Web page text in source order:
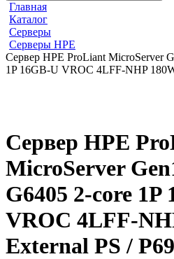
Главная
Каталог
Серверы
Серверы HPE
Сервер HPE ProLiant MicroServer
1P 16GB-U VROC 4LFF-NHP
Сервер HPE
MicroServer
G6405 2-core 1P
VROC 4LFF-
External PS /